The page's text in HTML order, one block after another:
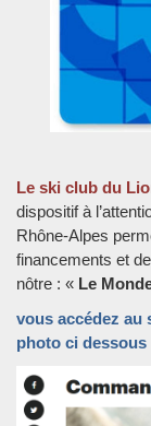
Le ski club du
dispositif à
Rhône-Alpes
financements et
nôtre : « Le
vous accédez au
photo ci dessous